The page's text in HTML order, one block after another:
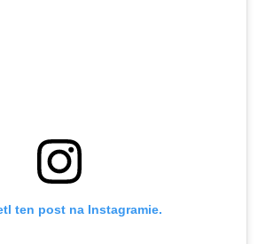
ten post na Instagramie.